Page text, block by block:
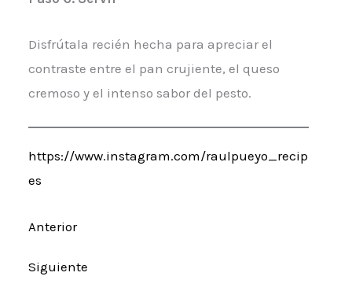
Disfrútala recién hecha para apreciar el
contraste entre el pan crujiente, el queso
cremoso y el intenso sabor del pesto.
https://www.instagram.com/raulpueyo_recip
es
Anterior
Siguiente